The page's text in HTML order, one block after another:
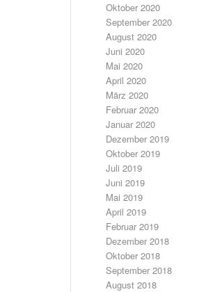
Oktober 2020
September 2020
August 2020
Juni 2020
Mai 2020
April 2020
März 2020
Februar 2020
Januar 2020
Dezember 2019
Oktober 2019
Juli 2019
Juni 2019
Mai 2019
April 2019
Februar 2019
Dezember 2018
Oktober 2018
September 2018
August 2018